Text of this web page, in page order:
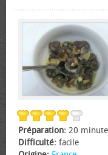
Préparation: 20
Difficulté: facile